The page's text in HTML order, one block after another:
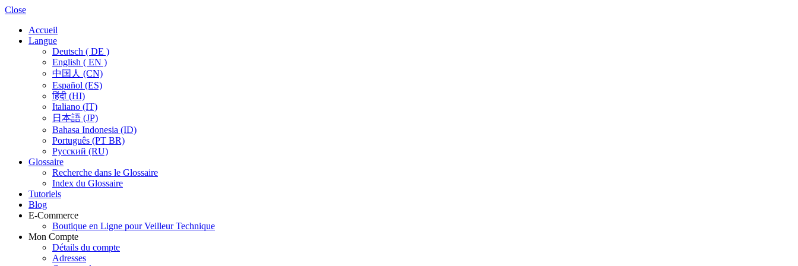
Close
Accueil
Langue
Deutsch ( DE )
English ( EN )
中国人 (CN)
Español (ES)
हिंदी (HI)
Italiano (IT)
日本語 (JP)
Bahasa Indonesia (ID)
Português (PT BR)
Pусский (RU)
Glossaire
Recherche dans le Glossaire
Index du Glossaire
Tutoriels
Blog
E-Commerce
Boutique en Ligne pour Veilleur Technique
Mon Compte
Détails du compte
Adresses